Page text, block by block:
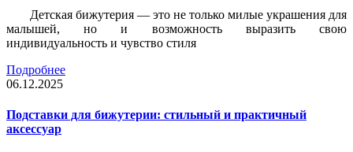
Детская бижутерия — это не только милые украшения для
малышей, но и возможность выразить свою
индивидуальность и чувство стиля
Подробнее
06.12.2025
Подставки для бижутерии: стильный и практичный
аксессуар